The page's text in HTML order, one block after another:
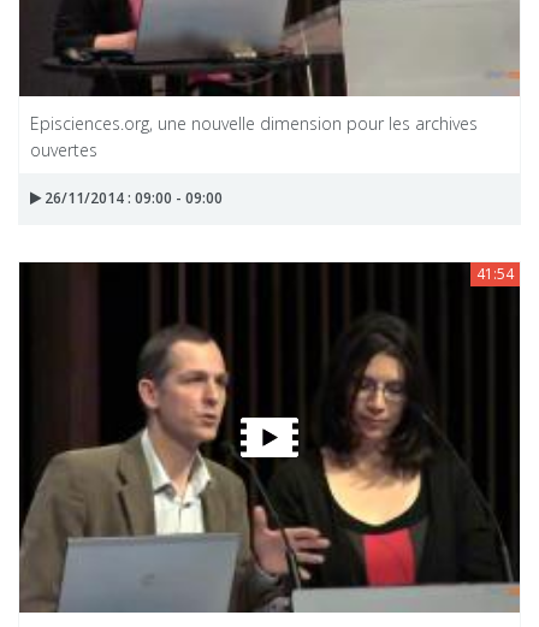
Episciences.org, une nouvelle dimension pour les archives
ouvertes
26/11/2014 : 09:00 - 09:00
41:54